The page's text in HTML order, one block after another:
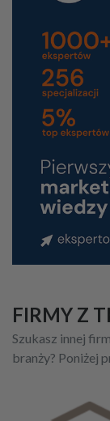
FIRMY Z
Szukasz innej
branży? Poniżej